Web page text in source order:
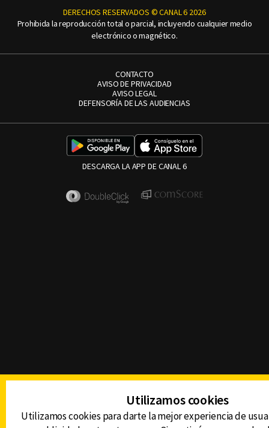
DERECHOS RESERVADOS © CANAL 6 2026
Prohibida la reproducción total o parcial, incluyendo cualquier medio
electrónico o magnético.
CONTACTO
AVISO DE PRIVACIDAD
AVISO LEGAL
DEFENSORÍA DE LAS AUDIENCIAS
DESCARGA LA APP DE CANAL 6
Utilizamos cookies
Utilizamos cookies para darte la mejor experiencia de